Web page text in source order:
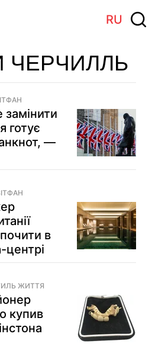
RU
ЧЕРЧИЛЛЬ
готує
—
в
центрі
ЖИТТЯ
купив